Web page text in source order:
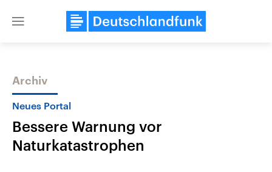
Close
Themen
Archiv
Neues Portal
Bessere Warnung vor
Naturkatastrophen